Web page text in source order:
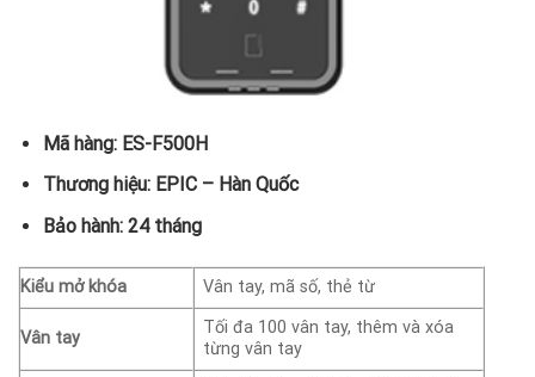
Mã hàng: ES-F500H
Thương hiệu: EPIC – Hàn Quốc
Bảo hành: 24 tháng
Kiểu mở khóa Vân tay, mã số, thẻ từ
Vân tay
Tối đa 100 vân tay, thêm và xóa
từng vân tay